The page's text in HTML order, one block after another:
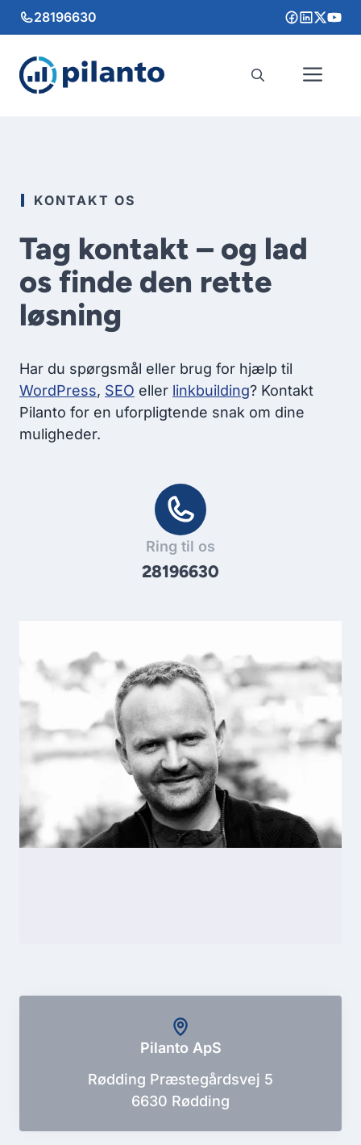
Hop
til
indhold
28196630
KONTAKT OS
Tag kontakt – og lad
os finde den rette
løsning
Har du spørgsmål eller brug for hjælp til
WordPress, SEO eller linkbuilding? Kontakt
Pilanto for en uforpligtende snak om dine
muligheder.
Ring til os
28196630
Pilanto ApS
Rødding Præstegårdsvej 5
6630 Rødding